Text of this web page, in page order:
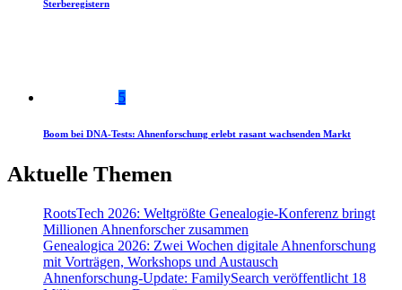
Sterberegistern
5
Boom bei DNA-Tests: Ahnenforschung erlebt rasant wachsenden Markt
Aktuelle Themen
RootsTech 2026: Weltgrößte Genealogie-Konferenz bringt
Millionen Ahnenforscher zusammen
Genealogica 2026: Zwei Wochen digitale Ahnenforschung
mit Vorträgen, Workshops und Austausch
Ahnenforschung-Update: FamilySearch veröffentlicht 18